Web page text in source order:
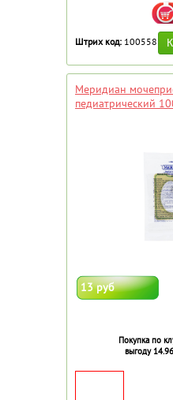
Штрих код: 100558
Меридиан
педиатрический
13 руб
Покупка по
выгоду